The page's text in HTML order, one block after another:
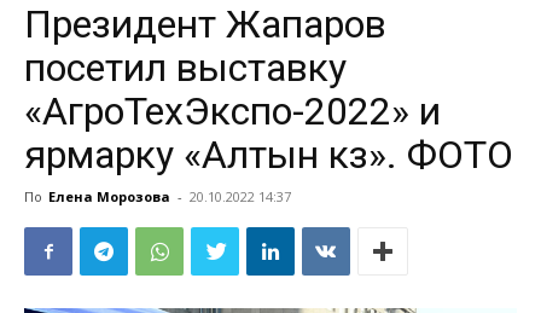
Президент Жапаров
посетил выставку
«АгроТехЭкспо-2022» и
ярмарку «Алтын күз». ФОТО
По Елена Морозова - 20.10.2022 14:37